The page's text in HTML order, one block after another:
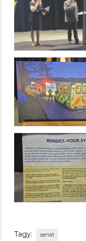
Tagy: senát